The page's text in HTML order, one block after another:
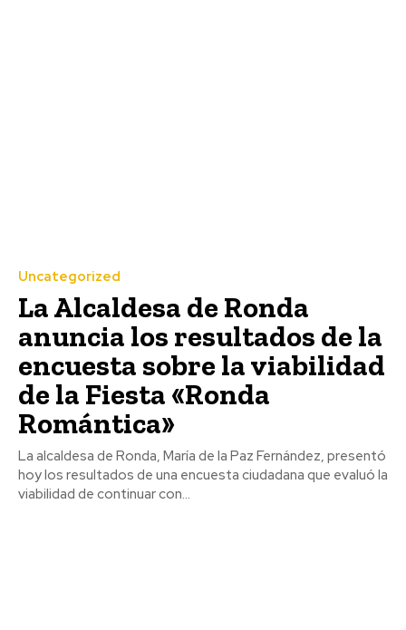
Uncategorized
La Alcaldesa de Ronda
anuncia los resultados de la
encuesta sobre la viabilidad
de la Fiesta «Ronda
Romántica»
La alcaldesa de Ronda, María de la Paz Fernández, presentó
hoy los resultados de una encuesta ciudadana que evaluó la
viabilidad de continuar con...